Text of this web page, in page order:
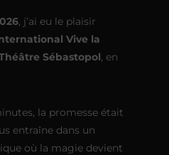
, j’ai eu le plaisir
Vive la
Sébastopol, en
la promesse était
entraîne dans un
où la magie devient